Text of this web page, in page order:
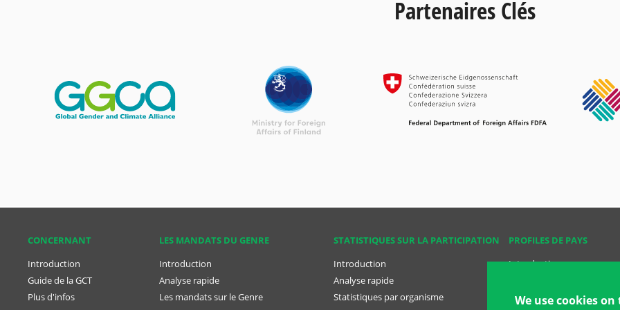
Partenaires Clés
CONCER­NANT
Introduction
Guide de la GCT
Plus d'infos
LES MANDATS DU GENRE
Introduction
Analyse rapide
Les mandats sur le Genre
STATISTIQUES SUR LA PARTICIPATION
Introduction
Analyse rapide
Statistiques par organisme
PROFILES DE PAYS
Introduction
Profiles des pays
We use cookies